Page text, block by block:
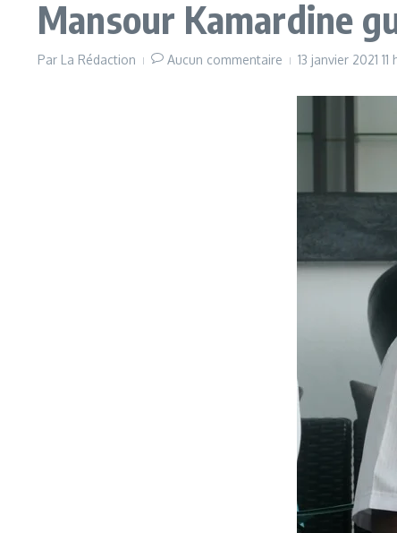
Mansour Kamardine
Par La Rédaction Aucun commentaire 13 janvier 2021